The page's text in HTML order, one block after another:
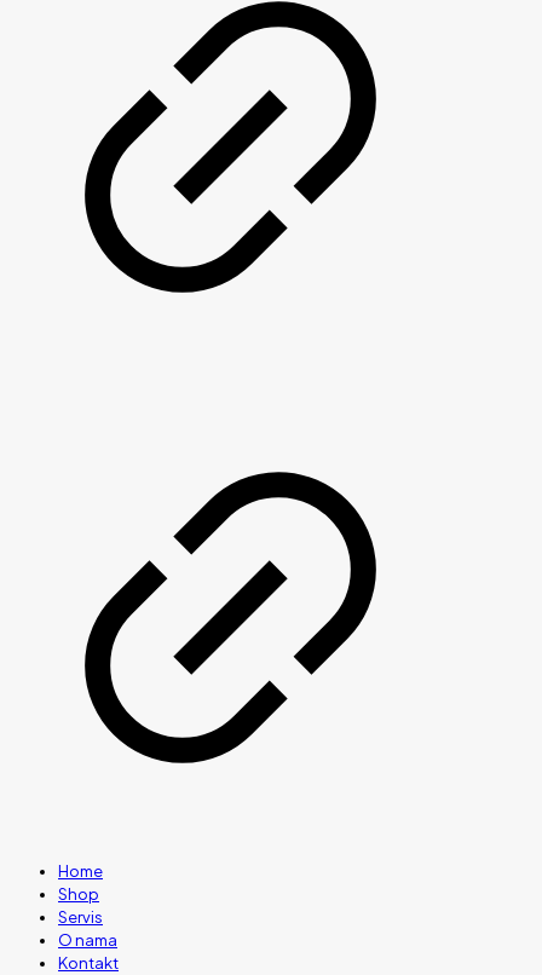
Home
Shop
Servis
O nama
Kontakt